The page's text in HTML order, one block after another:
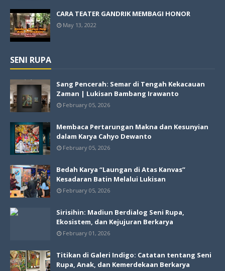
CARA TEATER GANDRIK MEMBAGI HONOR
May 13, 2022
SENI RUPA
Sang Pencerah: Semar di Tengah Kekacauan
Zaman | Lukisan Bambang Irawanto
February 05, 2026
Membaca Pertarungan Makna dan Kesunyian
dalam Karya Cahyo Dewanto
February 05, 2026
Bedah Karya “Laungan di Atas Kanvas”
Kesadaran Batin Melalui Lukisan
February 05, 2026
Sirisihin: Madiun Berdialog Seni Rupa,
Ekosistem, dan Kejujuran Berkarya
February 01, 2026
Titikan di Galeri Indigo: Catatan tentang Seni
Rupa, Anak, dan Kemerdekaan Berkarya